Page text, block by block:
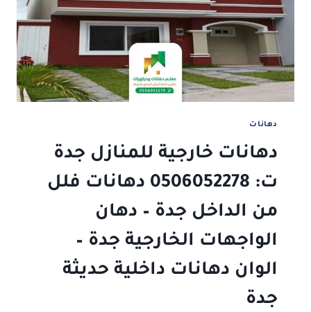
دهانات
حوائط
جدة
دهانات
دهانات خارجية للمنازل جدة
ت: 0506052278 دهانات فلل
من الداخل جدة – دهان
الواجهات الخارجية جدة –
الوان دهانات داخلية حديثة
جدة